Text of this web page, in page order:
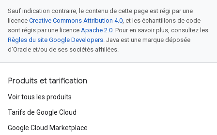
Sauf indication contraire, le contenu de cette page est régi par une
licence Creative Commons Attribution 4.0, et les échantillons de code
sont régis par une licence Apache 2.0. Pour en savoir plus, consultez les
Règles du site Google Developers. Java est une marque déposée
d'Oracle et/ou de ses sociétés affiliées.
Produits et tarification
Voir tous les produits
Tarifs de Google Cloud
Google Cloud Marketplace